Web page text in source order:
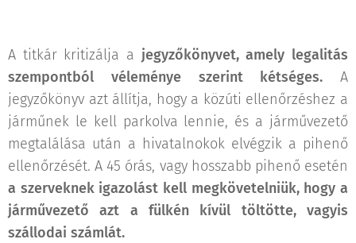
A titkár kritizálja a jegyzőkönyvet, amely legalitás
szempontból véleménye szerint kétséges. A
jegyzőkönyv azt állítja, hogy a közúti ellenőrzéshez a
járműnek le kell parkolva lennie, és a járművezető
megtalálása után a hivatalnokok elvégzik a pihenő
ellenőrzését. A 45 órás, vagy hosszabb pihenő esetén
a szerveknek igazolást kell megkövetelniük, hogy a
járművezető azt a fülkén kívül töltötte, vagyis
szállodai számlát.